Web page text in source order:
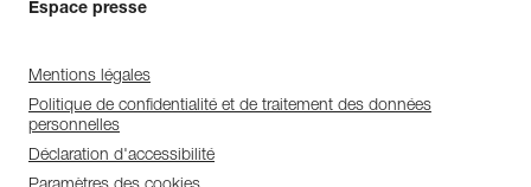
Espace presse
Mentions légales
Politique de confidentialité et de traitement des données
personnelles
Déclaration d'accessibilité